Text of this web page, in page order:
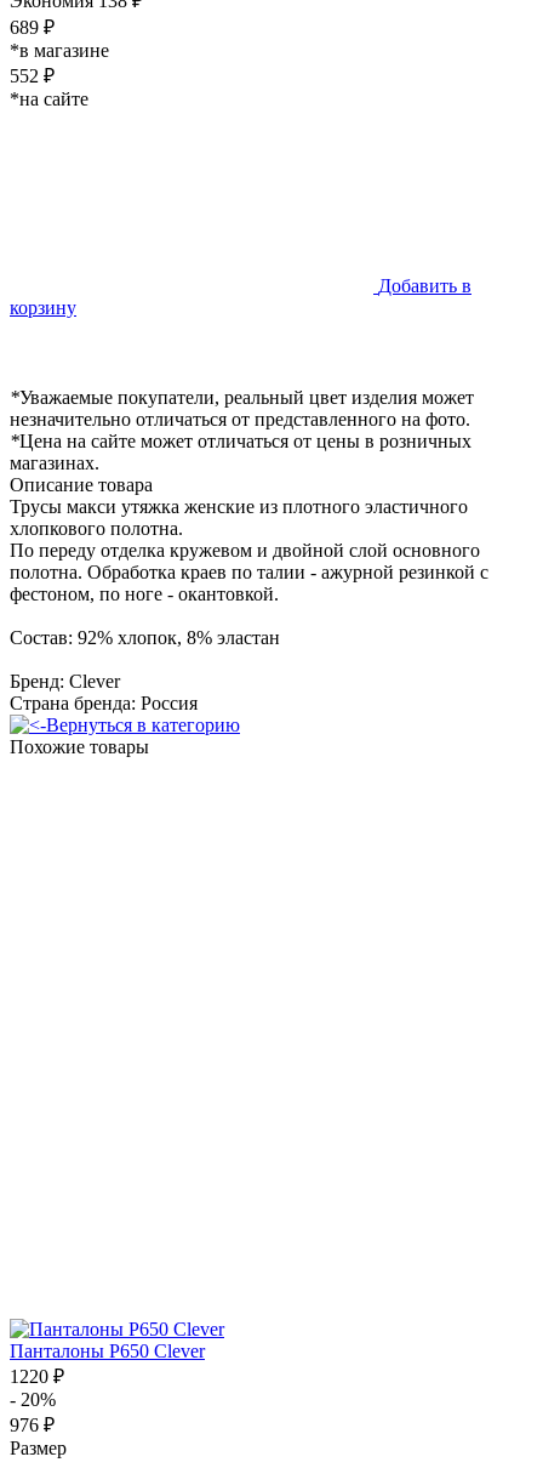
689 ₽
*в магазине
552 ₽
*на сайте
Добавить в
корзину
*Уважаемые покупатели, реальный цвет изделия может
незначительно отличаться от представленного на фото.
*Цена на сайте может отличаться от цены в розничных
магазинах.
Описание товара
Трусы макси утяжка женские из плотного эластичного
хлопкового полотна.
По переду отделка кружевом и двойной слой основного
полотна. Обработка краев по талии - ажурной резинкой с
фестоном, по ноге - окантовкой.
Состав: 92% хлопок, 8% эластан
Бренд: Clever
Страна бренда: Россия
Вернуться в категорию
Похожие товары
Панталоны P650 Clever
1220 ₽
- 20%
976 ₽
Размер